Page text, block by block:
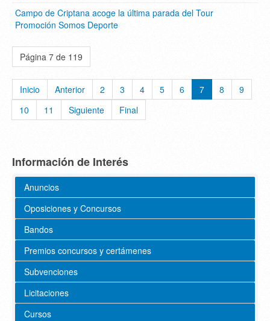
Campo de Criptana acoge la última parada del Tour
Promoción Somos Deporte
Página 7 de 119
Inicio Anterior 2 3 4 5 6 7 8
9
10
11 Siguiente Final
Información de Interés
Anuncios
Oposiciones y Concursos
Bandos
Premios concursos y certámenes
Subvenciones
Licitaciones
Cursos